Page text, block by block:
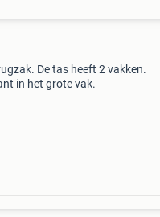
De tas heeft 2 vakken.
in het grote vak.